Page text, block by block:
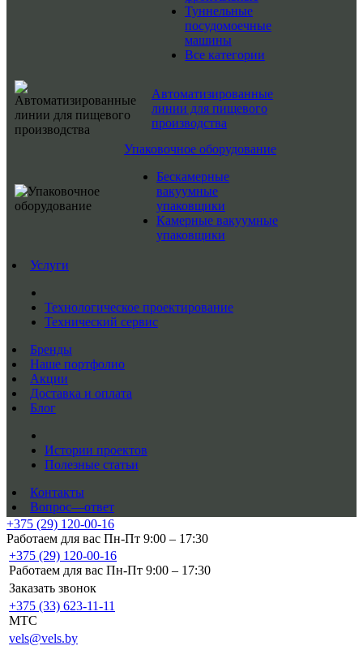
Туннельные
посудомоечные
машины
Все категории
Автоматизированные
линии для пищевого
производства
Упаковочное оборудование
Бескамерные
вакуумные
упаковщики
Камерные вакуумные
упаковщики
Услуги
Технологическое проектирование
Технический сервис
Бренды
Наше портфолио
Акции
Доставка и оплата
Блог
Истории проектов
Полезные статьи
Контакты
Вопрос—ответ
+375 (29) 120-00-16
Работаем для вас Пн-Пт 9:00 – 17:30
+375 (29) 120-00-16
Работаем для вас Пн-Пт 9:00 – 17:30
Заказать звонок
+375 (33) 623-11-11
MTC
vels@vels.by